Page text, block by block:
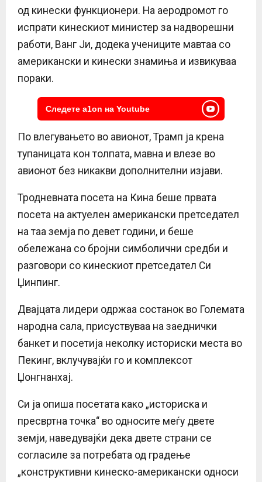
од кинески функционери. На аеродромот го
испрати кинескиот министер за надворешни
работи, Ванг Ји, додека учениците мавтаа со
американски и кинески знамиња и извикуваа
пораки.
Следете a1on на Youtube
По влегувањето во авионот, Трамп ја крена
тупаницата кон толпата, мавна и влезе во
авионот без никакви дополнителни изјави.
Тродневната посета на Кина беше првата
посета на актуелен американски претседател
на таа земја по девет години, и беше
обележана со бројни симболични средби и
разговори со кинескиот претседател Си
Џинпинг.
Двајцата лидери одржаа состанок во Големата
народна сала, присуствуваа на заеднички
банкет и посетија неколку историски места во
Пекинг, вклучувајќи го и комплексот
Џонгнанхај.
Си ја опиша посетата како „историска и
пресвртна точка“ во односите меѓу двете
земји, наведувајќи дека двете страни се
согласиле за потребата од градење
„конструктивни кинеско-американски односи